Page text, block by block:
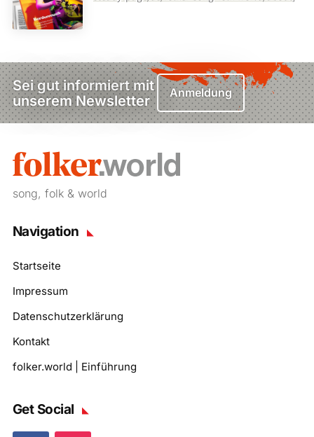
Sei gut informiert mit
unserem Newsletter
Anmeldung
song, folk & world
Navigation
Startseite
Impressum
Datenschutzerklärung
Kontakt
folker.world | Einführung
Get Social